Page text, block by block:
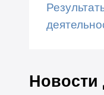
Новости